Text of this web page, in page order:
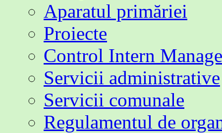
Aparatul primăriei
Proiecte
Control Intern
Servicii administrative
Servicii comunale
Regulamentul de